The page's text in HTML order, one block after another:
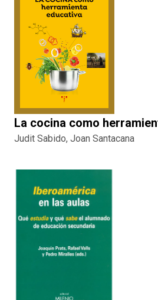
La cocina como
Judit Sabido, Joan Santacana